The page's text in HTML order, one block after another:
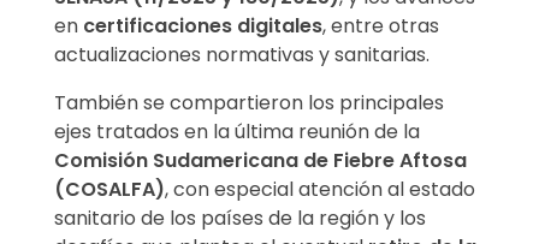
A
u
a
en certificaciones digitales, entre otras
actualizaciones normativas y sanitarias.
También se compartieron los principales
ejes tratados en la última reunión de la
Comisión Sudamericana de Fiebre Aftosa
(COSALFA), con especial atención al estado
sanitario de los países de la región y los